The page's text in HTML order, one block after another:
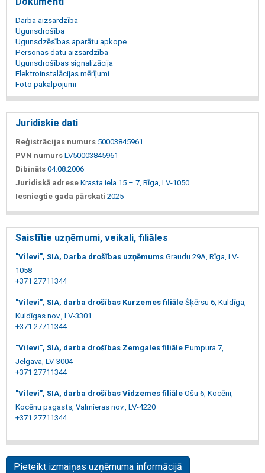
Darba aizsardzība
Ugunsdrošība
Ugunsdzēsības aparātu apkope
Personas datu aizsardzība
Ugunsdrošības signalizācija
Elektroinstalācijas mērījumi
Foto pakalpojumi
Juridiskie dati
Reģistrācijas numurs 50003845961
PVN numurs LV50003845961
Dibināts 04.08.2006
Juridiskā adrese Krasta iela 15 – 7, Rīga, LV-1050
Iesniegtie gada pārskati 2025
Saistītie uzņēmumi, veikali, filiāles
"Vilevi", SIA, Darba drošības uzņēmums Graudu 29A, Rīga, LV-
1058
+371 27711344
"Vilevi", SIA, darba drošības Kurzemes filiāle Šķērsu 6, Kuldīga,
Kuldīgas nov., LV-3301
+371 27711344
"Vilevi", SIA, darba drošības Zemgales filiāle Pumpura 7,
Jelgava, LV-3004
+371 27711344
"Vilevi", SIA, darba drošības Vidzemes filiāle Ošu 6, Kocēni,
Kocēnu pagasts, Valmieras nov., LV-4220
+371 27711344
Pieteikt izmaiņas uzņēmuma informācijā